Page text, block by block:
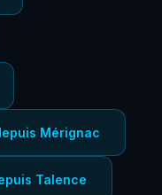
Mérignac
Talence